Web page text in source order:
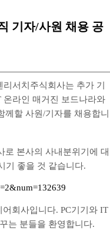
기자/사원 채용 공
서치주식회사는 추가 기
라인 매거진 보드나라와
할 사원/기자를 채용합니
로 본사의 사내분위기에 대
기 좋을 것 같습니다.
회사입니다. PC기기와 IT
는 분들을 환영합니다.